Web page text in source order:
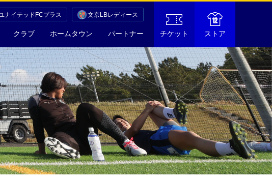
クラブ ホームタウン パートナー チケット ストア
ナイテッドFCプラス 文京LBレディース